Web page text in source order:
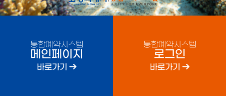
통합예약시스템
메인페이지
바로가기
통합예약시스템
로그인
바로가기